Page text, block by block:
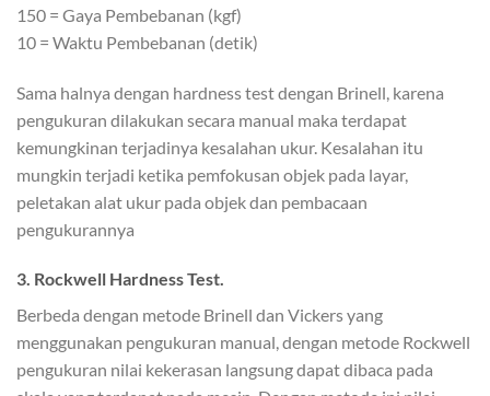
150 = Gaya Pembebanan (kgf)
10 = Waktu Pembebanan (detik)
Sama halnya dengan hardness test dengan Brinell, karena
pengukuran dilakukan secara manual maka terdapat
kemungkinan terjadinya kesalahan ukur. Kesalahan itu
mungkin terjadi ketika pemfokusan objek pada layar,
peletakan alat ukur pada objek dan pembacaan
pengukurannya
3. Rockwell Hardness Test.
Berbeda dengan metode Brinell dan Vickers yang
menggunakan pengukuran manual, dengan metode Rockwell
pengukuran nilai kekerasan langsung dapat dibaca pada